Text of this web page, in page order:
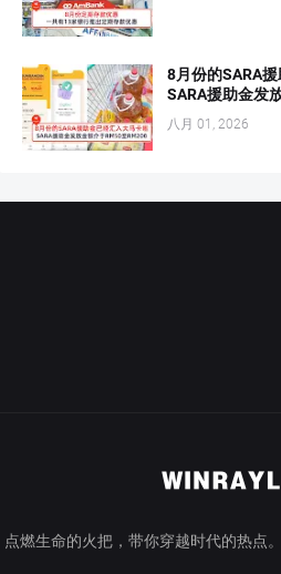
8月份的SARA
SARA援助金发
八月 01, 2026
点燃生命的火把，带你穿越时代的热点